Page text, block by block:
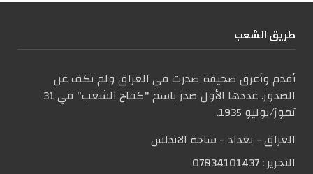
طریق الشعب
أقدم وأعرق صحيفة صدرت في العراق ولم تكف عن
الصدور. عددها الأول صدر باسم "كفاح الشعب" في 31
تموز/يوليو 1935.
العراق - بغداد - ساحة الاندلس
التحریر :07834101437